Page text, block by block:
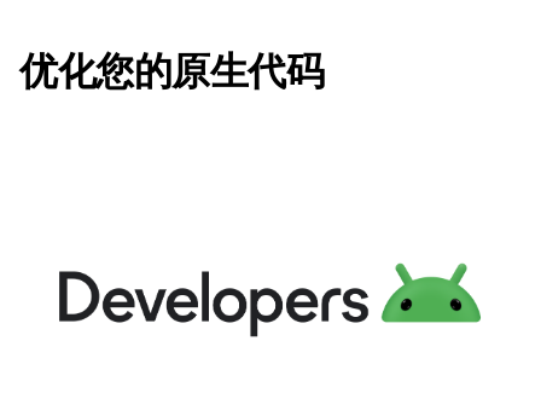
优化您的原生代码